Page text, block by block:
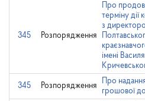
345 Розпорядження
Про
терміну дії
з
імені Василя
345 Розпорядження
Про
грошової